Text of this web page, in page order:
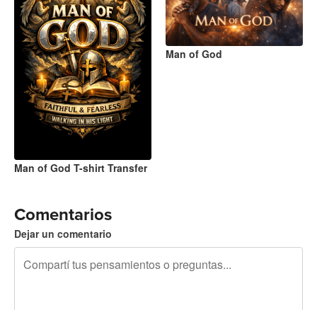
Man of God T-shirt Transfer
Man of God
Comentarios
Dejar un comentario